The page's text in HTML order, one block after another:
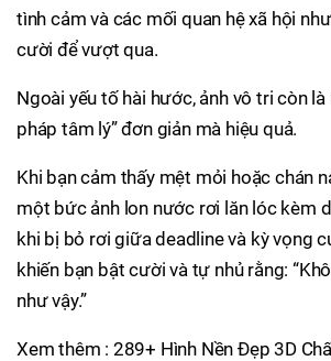
tình cảm và các mối quan hệ xã hội
cười để vượt qua.
Ngoài yếu tố hài hước, ảnh vô tri còn
pháp tâm lý” đơn giản mà hiệu quả.
Khi bạn cảm thấy mệt mỏi hoặc chán
một bức ảnh lon nước rơi lăn lóc kèm
khi bị bỏ rơi giữa deadline và kỳ vọng
khiến bạn bật cười và tự nhủ rằng:
như vậy.”
Xem thêm : 289+ Hình Nền Đẹp 3D